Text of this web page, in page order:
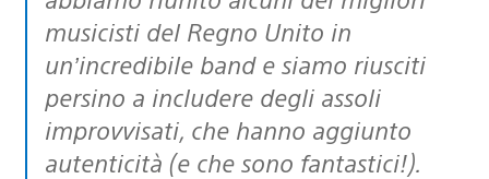
musicisti del Regno Unito in
un’incredibile band e siamo riusciti
persino a includere degli assoli
improvvisati, che hanno aggiunto
autenticità (e che sono fantastici!).